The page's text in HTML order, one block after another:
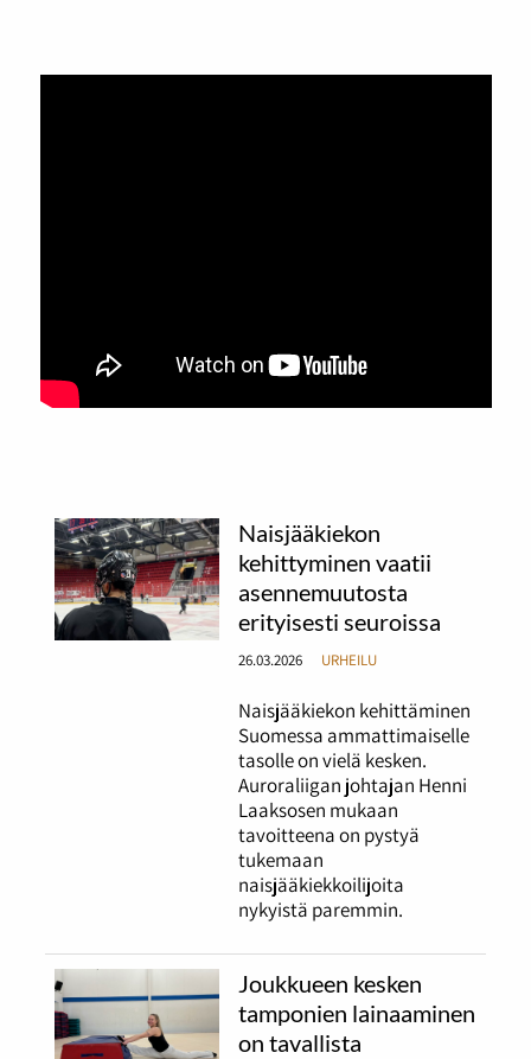
Naisjääkiekon
kehittyminen vaatii
asennemuutosta
erityisesti seuroissa
26.03.2026 URHEILU
Naisjääkiekon kehittäminen
Suomessa ammattimaiselle
tasolle on vielä kesken.
Auroraliigan johtajan Henni
Laaksosen mukaan
tavoitteena on pystyä
tukemaan
naisjääkiekkoilijoita
nykyistä paremmin.
Joukkueen kesken
tamponien lainaaminen
on tavallista